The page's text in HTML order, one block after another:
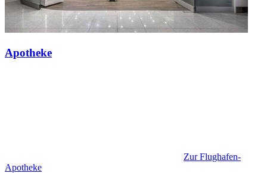
Apotheke
Zur Flughafen-
Apotheke